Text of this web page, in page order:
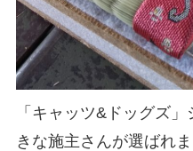
「キャッツ&ドッグズ
きな施主さんが選ばれ